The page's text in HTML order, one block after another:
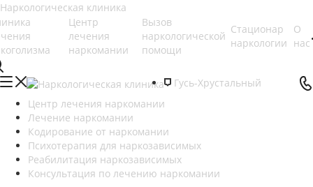
Центр
лечения
наркомании
Вызов
наркологической
помощи
Стационар
наркологии
О
нас
Гусь-Хрустальный
Центр лечения наркомании
Лечение наркомании
Кодирование от наркомании
Психотерапия для наркозависимых
Реабилитация наркозависимых
Консультация по лечению наркомании